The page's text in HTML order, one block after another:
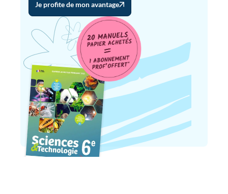
Je profite de mon avantage